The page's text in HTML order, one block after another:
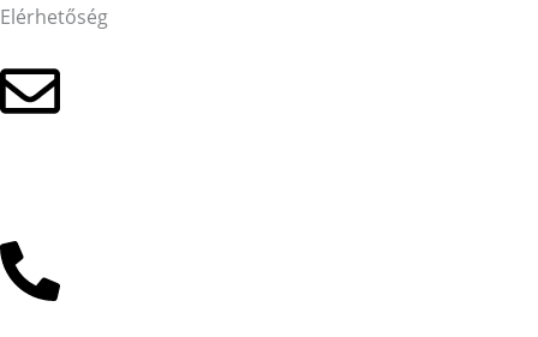
Elérhetőség